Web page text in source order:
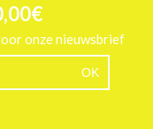
onze nieuwsbrief